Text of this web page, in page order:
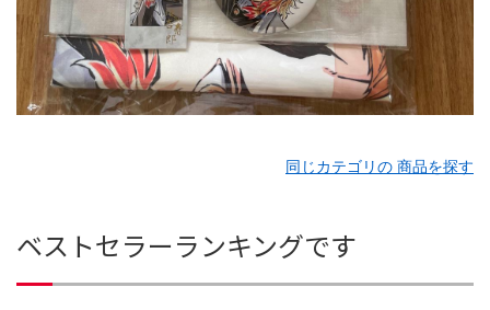
同じカテゴリの 商品を探す
ベストセラーランキングです